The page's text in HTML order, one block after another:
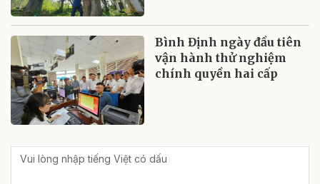
Bình Định ngày đầu tiên
vận hành thử nghiệm
chính quyền hai cấp